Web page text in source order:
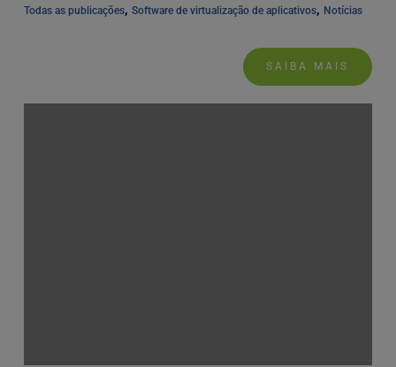
Todas as publicações, Software de virtualização de aplicativos, Notícias
SAIBA MAIS